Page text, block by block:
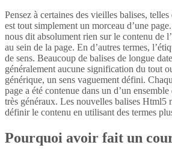
Pensez à certaines des vieilles balises, telles
est tout simplement un morceau d’une
nous dit absolument rien sur le contenu de
au sein de la page. En d’autres termes,
de sens. Beaucoup de balises de longue
généralement aucune signification du tout
générique, un sens vaguement défini.
page a été contenue dans un d’un
très généraux. Les nouvelles balises Html5
définir le contenu en utilisant des termes
Pourquoi avoir fait un